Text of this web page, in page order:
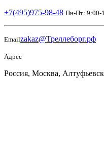
+7(495)975-98-48 Пн-Пт: 9:00-
Emailzakaz@Треллеборг.рф
Адрес
Россия, Москва,